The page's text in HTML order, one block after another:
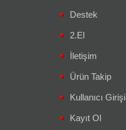
Destek
2.El
İletişim
Ürün Takip
Kullanıcı Girişi
Kayıt Ol